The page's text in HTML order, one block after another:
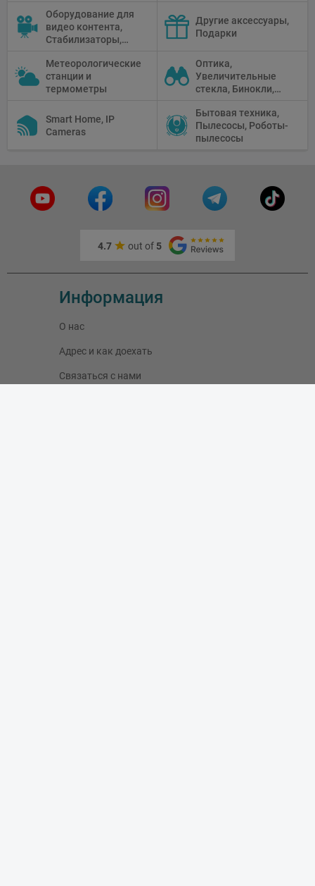
микшеры, Кабели и
адаптеры
Проекторы,
Графические
Планшеты, Бумага
Оборудование для
видео контента,
Стабилизаторы,
Мониторы,
Профессиональное
видео
Другие аксессуары,
Подарки
Метеорологические
станции и
термометры
Оптика,
Увеличительные
стекла, Бинокли,
Телескопы,
Прицелы,
Микроскопы,
Smart Home, IP
Cameras
Бытовая техника,
Пылесосы, Роботы-
пылесосы
4.7 out of 5
Информация
О нас
Адрес и как доехать
Связаться с нами